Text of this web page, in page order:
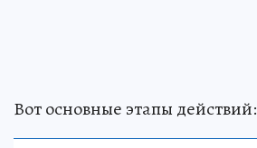
Вот основные этапы действий: